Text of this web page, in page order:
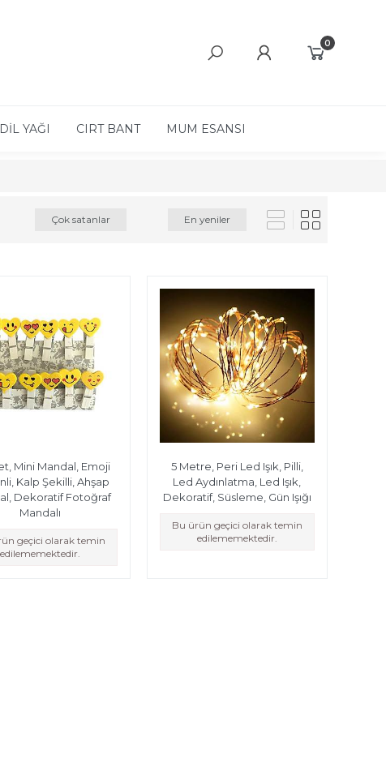
0
YAĞI CIRT BANT MUM ESANSI
Çok satanlar En yeniler
Mini Mandal, Emoji
Kalp Şekilli, Ahşap
Dekoratif Fotoğraf
Mandalı
geçici olarak temin
edilememektedir.
5 Metre, Peri Led Işık, Pilli,
Led Aydınlatma, Led Işık,
Dekoratif, Süsleme, Gün Işığı
Bu ürün geçici olarak temin
edilememektedir.